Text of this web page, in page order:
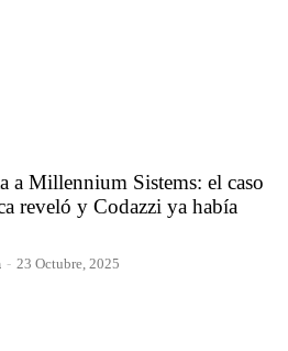
a Millennium Sistems: el caso
reveló y Codazzi ya había
- 23 Octubre, 2025